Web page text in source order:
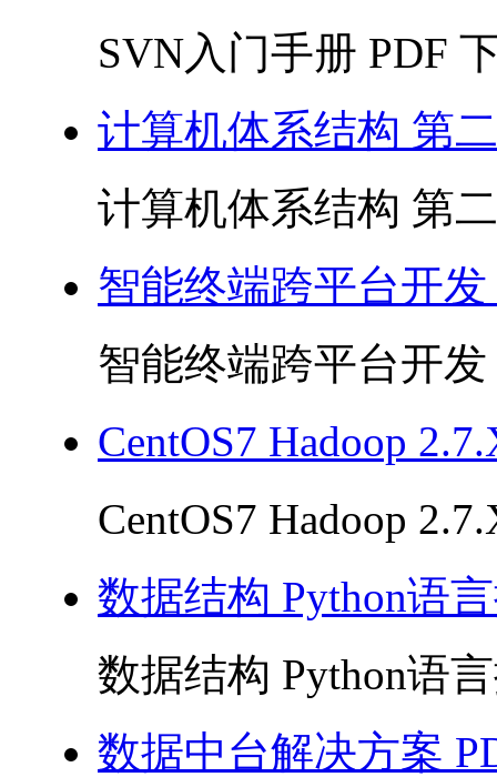
SVN入门手册 PDF
计算机体系结构 第
计算机体系结构 第
智能终端跨平台开发
智能终端跨平台开发
CentOS7 Hadoop
CentOS7 Hadoop
数据结构 Python语
数据结构 Python语
数据中台解决方案